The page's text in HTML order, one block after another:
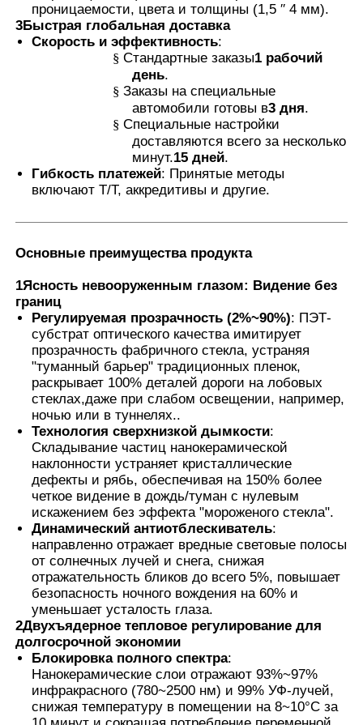
Термохромная PVB пленка
проницаемости, цвета и толщины (1,5 ′′ 4 мм).
3Быстрая глобальная доставка
Скорость и эффективность:
§ Стандартные заказы1 рабочий
день.
§ Заказы на специальные
автомобили готовы в3 дня.
§ Специальные настройки
доставляются всего за несколько
минут.15 дней.
Гибкость платежей: Принятые методы
включают T/T, аккредитивы и другие.
Основные преимущества продукта
1Ясность невооруженным глазом: Видение без
границ
Регулируемая прозрачность (2%~90%): ПЭТ-
субстрат оптического качества имитирует
прозрачность фабричного стекла, устраняя
"туманный барьер" традиционных пленок,
раскрывает 100% деталей дороги на лобовых
стеклах,даже при слабом освещении, например,
ночью или в туннелях..
Технология сверхнизкой дымкости:
Складывание частиц нанокерамической
наклонности устраняет кристаллические
дефекты и рябь, обеспечивая на 150% более
четкое видение в дождь/туман с нулевым
искажением без эффекта "мороженого стекла".
Динамический антиотблескиватель:
направленно отражает вредные световые полосы
от солнечных лучей и снега, снижая
отражательность бликов до всего 5%, повышает
безопасность ночного вождения на 60% и
уменьшает усталость глаза.
2Двухъядерное тепловое регулирование для
долгосрочной экономии
Блокировка полного спектра:
Нанокерамические слои отражают 93%~97%
инфракрасного (780~2500 нм) и 99% УФ-лучей,
снижая температуру в помещении на 8~10°C за